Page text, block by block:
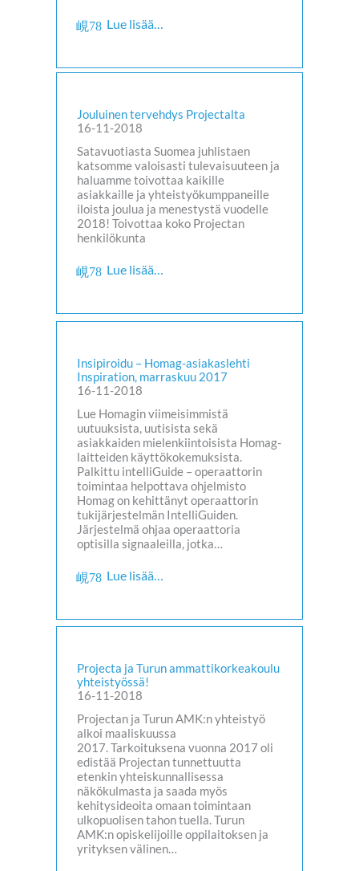
Lue lisää…
Jouluinen tervehdys Projectalta
16-11-2018
Satavuotiasta Suomea juhlistaen
katsomme valoisasti tulevaisuuteen ja
haluamme toivottaa kaikille
asiakkaille ja yhteistyökumppaneille
iloista joulua ja menestystä vuodelle
2018! Toivottaa koko Projectan
henkilökunta
Lue lisää…
Insipiroidu – Homag-asiakaslehti
Inspiration, marraskuu 2017
16-11-2018
Lue Homagin viimeisimmistä
uutuuksista, uutisista sekä
asiakkaiden mielenkiintoisista Homag-
laitteiden käyttökokemuksista.
Palkittu intelliGuide – operaattorin
toimintaa helpottava ohjelmisto
Homag on kehittänyt operaattorin
tukijärjestelmän IntelliGuiden.
Järjestelmä ohjaa operaattoria
optisilla signaaleilla, jotka…
Lue lisää…
Projecta ja Turun ammattikorkeakoulu
yhteistyössä!
16-11-2018
Projectan ja Turun AMK:n yhteistyö
alkoi maaliskuussa
2017. Tarkoituksena vuonna 2017 oli
edistää Projectan tunnettuutta
etenkin yhteiskunnallisessa
näkökulmasta ja saada myös
kehitysideoita omaan toimintaan
ulkopuolisen tahon tuella. Turun
AMK:n opiskelijoille oppilaitoksen ja
yrityksen välinen…